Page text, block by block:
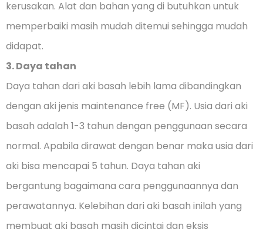
kerusakan. Alat dan bahan yang di butuhkan untuk
memperbaiki masih mudah ditemui sehingga mudah
didapat.
3. Daya tahan
Daya tahan dari aki basah lebih lama dibandingkan
dengan aki jenis maintenance free (MF). Usia dari aki
basah adalah 1-3 tahun dengan penggunaan secara
normal. Apabila dirawat dengan benar maka usia dari
aki bisa mencapai 5 tahun. Daya tahan aki
bergantung bagaimana cara penggunaannya dan
perawatannya. Kelebihan dari aki basah inilah yang
membuat aki basah masih dicintai dan eksis